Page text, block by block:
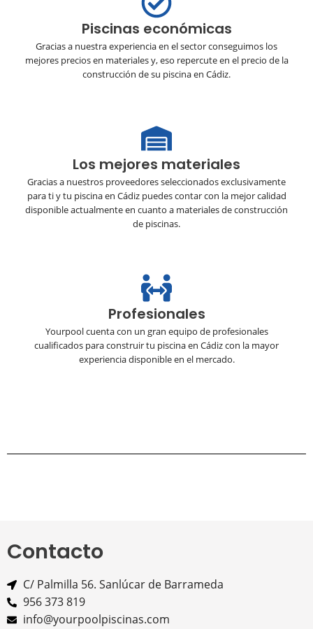
Piscinas económicas
Gracias a nuestra experiencia en el sector conseguimos los
mejores precios en materiales y, eso repercute en el precio de la
construcción de su piscina en Cádiz.
Los mejores materiales
Gracias a nuestros proveedores seleccionados exclusivamente
para ti y tu piscina en Cádiz puedes contar con la mejor calidad
disponible actualmente en cuanto a materiales de construcción
de piscinas.
Profesionales
Yourpool cuenta con un gran equipo de profesionales
cualificados para construir tu piscina en Cádiz con la mayor
experiencia disponible en el mercado.
Contacto
C/ Palmilla 56. Sanlúcar de Barrameda
956 373 819
info@yourpoolpiscinas.com